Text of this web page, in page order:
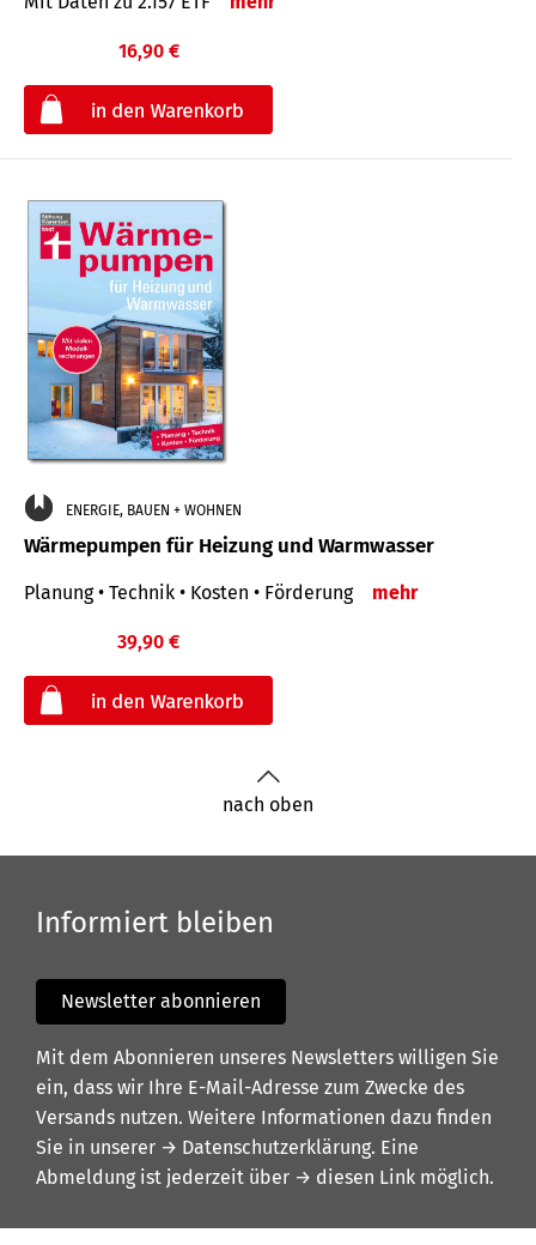
16,90 €
ENERGIE, BAUEN + WOHNEN
Wärmepumpen für Heizung und Warmwasser
Planung • Technik • Kosten • Förderung mehr
39,90 €
nach oben
Informiert bleiben
Newsletter abonnieren
Mit dem Abonnieren unseres Newsletters willigen Sie
ein, dass wir Ihre E-Mail-Adresse zum Zwecke des
Versands nutzen. Weitere Informationen dazu finden
Sie in unserer → Datenschutzerklärung. Eine
Abmeldung ist jederzeit über → diesen Link möglich.